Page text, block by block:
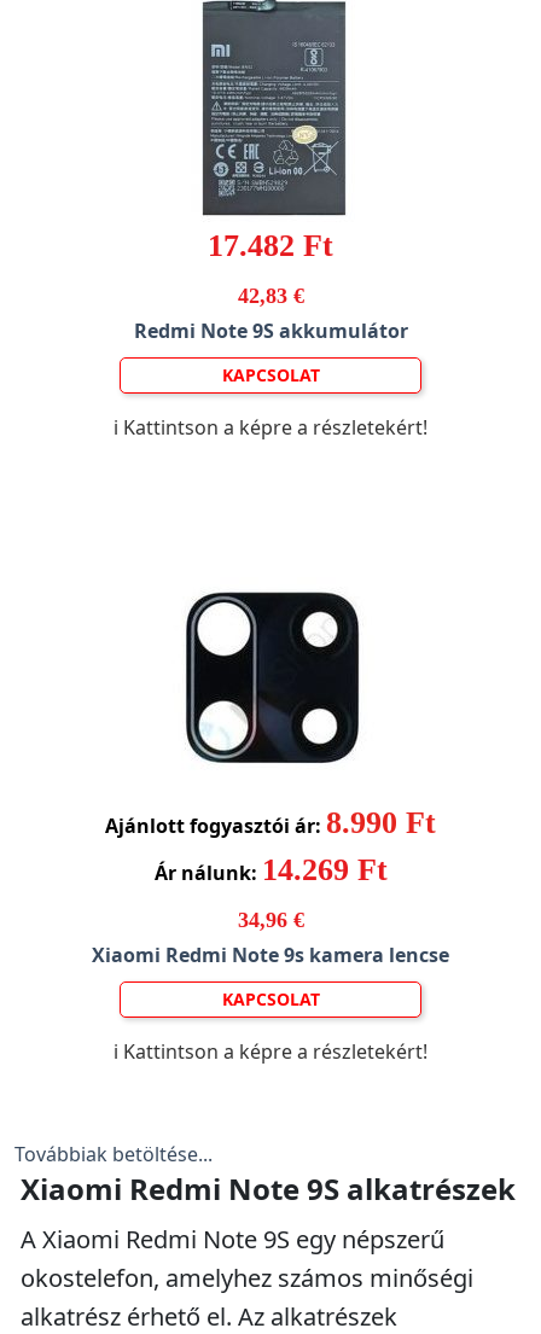
17.482 Ft
42,83 €
Redmi Note 9S akkumulátor
KAPCSOLAT
ℹ️ Kattintson a képre a részletekért!
Ajánlott fogyasztói ár: 8.990 Ft
Ár nálunk: 14.269 Ft
34,96 €
Xiaomi Redmi Note 9s kamera lencse
KAPCSOLAT
ℹ️ Kattintson a képre a részletekért!
Továbbiak betöltése...
Xiaomi Redmi Note 9S alkatrészek
A Xiaomi Redmi Note 9S egy népszerű
okostelefon, amelyhez számos minőségi
alkatrész érhető el. Az alkatrészek